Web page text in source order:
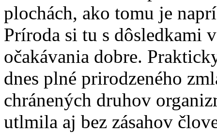
plochách, ako tomu je
Príroda si tu s dôsledkami
očakávania dobre.
dnes plné prirodzeného
chránených druhov
utlmila aj bez zásahov